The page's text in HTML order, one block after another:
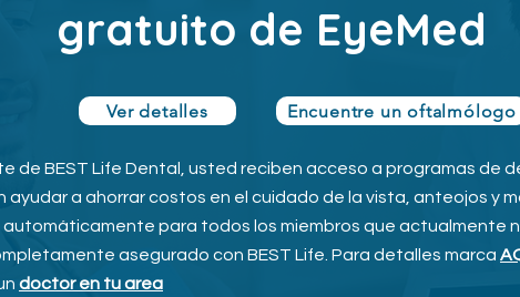
gratuito de EyeMed
Ver detalles Encuentre un oftalmólogo
de BEST Life Dental, usted reciben acceso a programas de
ayudar a ahorrar costos en el cuidado de la vista, anteojos y
automáticamente para todos los miembros que actualmente
asegurado con BEST Life. Para detalles marca
doctor en tu area